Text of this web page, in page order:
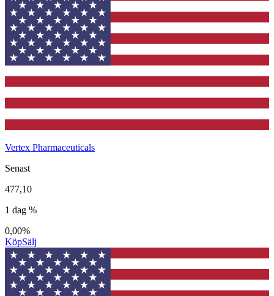
Vertex Pharmaceuticals
Senast
477,10
1 dag %
0,00%
KöpSälj